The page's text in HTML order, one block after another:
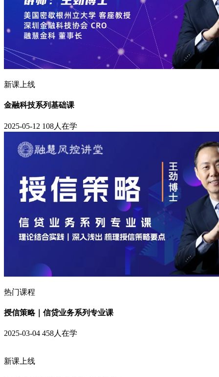
新课上线
金融科技系列基础课
2025-05-12 108人在学
热门课程
授信策略｜信贷业务系列专业课
2025-03-04 458人在学
新课上线